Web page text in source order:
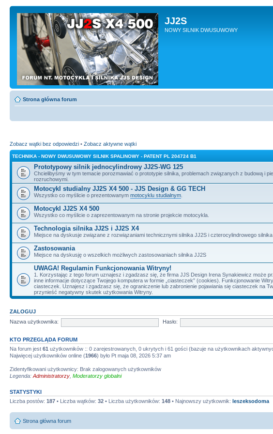
JJ2S
NOWY SILNIK DWUSUWOWY
Strona główna forum
Zobacz wątki bez odpowiedzi • Zobacz aktywne wątki
TECHNIKA - NOWY DWUSUWOWY SILNIK SPALINOWY - PATENT PL 204724 B1
Prototypowy silnik jednocylindrowy JJ2S-WG 125
Chcielibyśmy w tym temacie porozmawiać o prototypie silnika, problemach związanych z budową i
rozruchowymi.
Motocykl studialny JJ2S X4 500 - JJS Design & GG TECH
Wszystko co myślicie o prezentowanym motocyklu studialnym
Motocykl JJ2S X4 500
Wszystko co myślicie o zaprezentowanym na stronie projekcie motocykla.
Technologia silnika JJ2S i JJ2S X4
Miejsce na dyskusje związane z rozwiązaniami technicznymi silnika JJ2S i czterocylindrowego
Zastosowania
Miejsce na dyskusję o wszelkich możliwych zastosowaniach silnika JJ2S
UWAGA! Regulamin Funkcjonowania Witryny!
1. Korzystając z tego forum uznajesz i zgadzasz się, że firma JJS Design Irena Synakiewicz może
inne informacje dotyczące Twojego komputera w formie „ciasteczek” (cookies). Funkcjonowanie
ciasteczek. Uznajesz i zgadzasz się, że ograniczenie lub zabronienie pojawiania się ciasteczek na
przynieść negatywny skutek użytkowania Witryny.
ZALOGUJ
Nazwa użytkownika:
Hasło:
KTO PRZEGLĄDA FORUM
Na forum jest 61 użytkowników :: 0 zarejestrowanych, 0 ukrytych i 61 gości (bazuje na użytkownikach
Najwięcej użytkowników online (1966) było Pt maja 08, 2026 5:37 am
Zidentyfikowani użytkownicy: Brak zalogowanych użytkowników
Legenda: Administratorzy Moderatorzy globalni
STATYSTYKI
Liczba postów: 187 • Liczba wątków: 32 • Liczba użytkowników: 148 • Najnowszy użytkownik: leszeksodoma
Strona główna forum